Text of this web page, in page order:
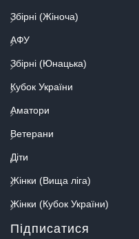
Збірні (Жіноча)
АФУ
Збірні (Юнацька)
Кубок України
Аматори
Ветерани
Діти
Жінки (Вища ліга)
Жінки (Кубок України)
Підписатися